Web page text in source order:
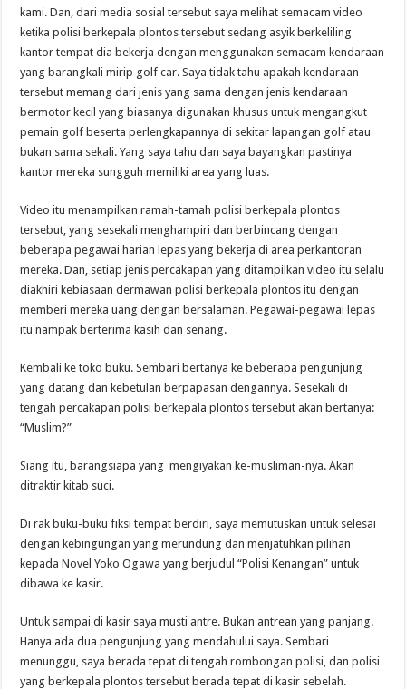
kami. Dan, dari media sosial tersebut saya melihat semacam video
ketika polisi berkepala plontos tersebut sedang asyik berkeliling
kantor tempat dia bekerja dengan menggunakan semacam kendaraan
yang barangkali mirip golf car. Saya tidak tahu apakah kendaraan
tersebut memang dari jenis yang sama dengan jenis kendaraan
bermotor kecil yang biasanya digunakan khusus untuk mengangkut
pemain golf beserta perlengkapannya di sekitar lapangan golf atau
bukan sama sekali. Yang saya tahu dan saya bayangkan pastinya
kantor mereka sungguh memiliki area yang luas.
Video itu menampilkan ramah-tamah polisi berkepala plontos
tersebut, yang sesekali menghampiri dan berbincang dengan
beberapa pegawai harian lepas yang bekerja di area perkantoran
mereka. Dan, setiap jenis percakapan yang ditampilkan video itu selalu
diakhiri kebiasaan dermawan polisi berkepala plontos itu dengan
memberi mereka uang dengan bersalaman. Pegawai-pegawai lepas
itu nampak berterima kasih dan senang.
Kembali ke toko buku. Sembari bertanya ke beberapa pengunjung
yang datang dan kebetulan berpapasan dengannya. Sesekali di
tengah percakapan polisi berkepala plontos tersebut akan bertanya:
“Muslim?”
Siang itu, barangsiapa yang mengiyakan ke-musliman-nya. Akan
ditraktir kitab suci.
Di rak buku-buku fiksi tempat berdiri, saya memutuskan untuk selesai
dengan kebingungan yang merundung dan menjatuhkan pilihan
kepada Novel Yoko Ogawa yang berjudul “Polisi Kenangan” untuk
dibawa ke kasir.
Untuk sampai di kasir saya musti antre. Bukan antrean yang panjang.
Hanya ada dua pengunjung yang mendahului saya. Sembari
menunggu, saya berada tepat di tengah rombongan polisi, dan polisi
yang berkepala plontos tersebut berada tepat di kasir sebelah.